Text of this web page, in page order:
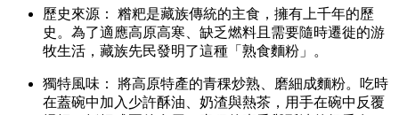
歷史來源： 糌粑是藏族傳統的主食，擁有上千年的歷
史。為了適應高原高寒、缺乏燃料且需要隨時遷徙的游
牧生活，藏族先民發明了這種「熟食麵粉」。
獨特風味： 將高原特產的青稞炒熟、磨細成麵粉。吃時
在蓋碗中加入少許酥油、奶渣與熱茶，用手在碗中反覆